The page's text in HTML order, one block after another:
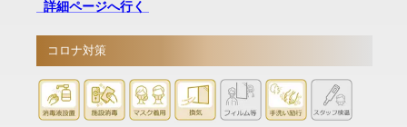
詳細ページへ行く
コロナ対策